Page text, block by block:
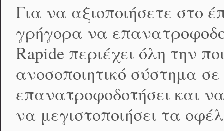
Για να αξιοποιήσετε στο
γρήγορα να
Rapide περιέχει όλη την
ανοσοποιητικό σύστημα
επανατροφοδοτήσει και
να μεγιστοποιήσει τα